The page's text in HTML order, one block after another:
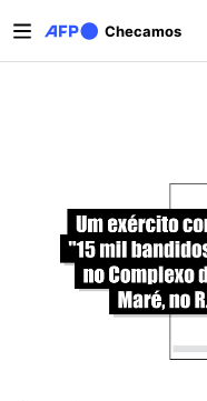
Checamos
Abas primárias